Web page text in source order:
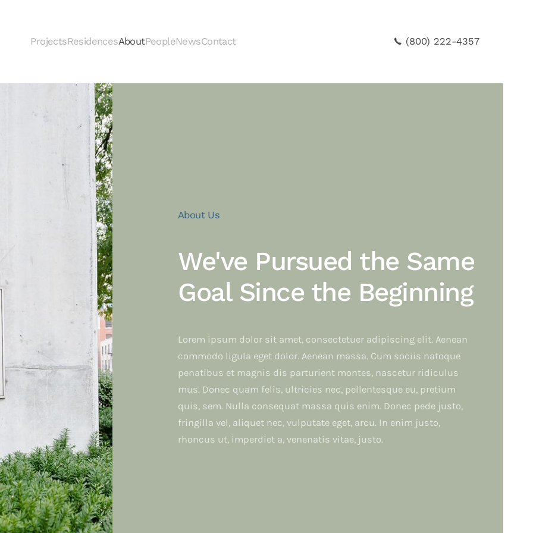
ProjectsResidencesAboutPeopleNewsContact (800) 222-4357
About Us
We've Pursued the Same
Goal Since the Beginning
Lorem ipsum dolor sit amet, consectetuer adipiscing elit. Aenean
commodo ligula eget dolor. Aenean massa. Cum sociis natoque
penatibus et magnis dis parturient montes, nascetur ridiculus
mus. Donec quam felis, ultricies nec, pellentesque eu, pretium
quis, sem. Nulla consequat massa quis enim. Donec pede justo,
fringilla vel, aliquet nec, vulputate eget, arcu. In enim justo,
rhoncus ut, imperdiet a, venenatis vitae, justo.